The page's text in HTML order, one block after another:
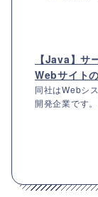
【Java】サ
Webサイト
同社はWebシ
開発企業です